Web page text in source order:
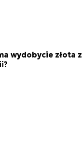
wydobycie złota z